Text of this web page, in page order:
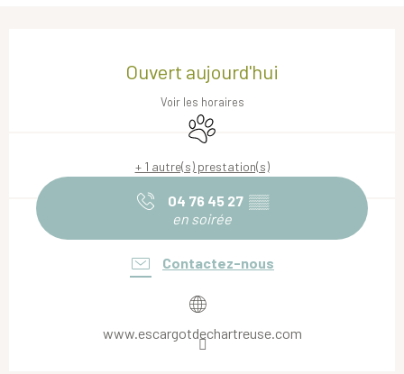
Ouvert aujourd'hui
Voir les horaires
Animaux acceptés
+ 1 autre(s) prestation(s)
04 76 45 27 ▒▒
en soirée
Contactez-nous
www.escargotdechartreuse.com